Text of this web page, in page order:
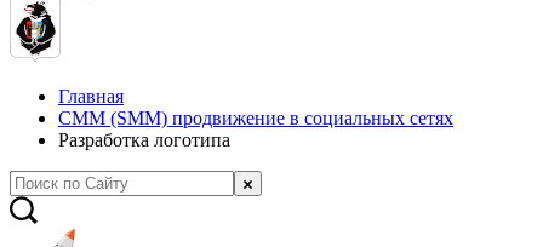
Главная
СММ (SMM) продвижение в социальных сетях
Разработка логотипа